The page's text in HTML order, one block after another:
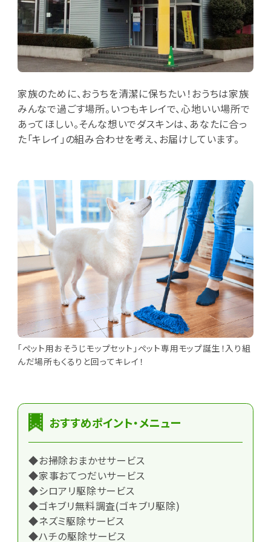
家族のために、おうちを清潔に保ちたい！おうちは家族
みんなで過ごす場所。いつもキレイで、心地いい場所で
あってほしい。そんな想いでダスキンは、あなたに合っ
た「キレイ」の組み合わせを考え、お届けしています。
「ペット用おそうじモップセット」ペット専用モップ誕生！入り組
んだ場所もくるりと回ってキレイ！
おすすめポイント・メニュー
◆お掃除おまかせサービス
◆家事おてつだいサービス
◆シロアリ駆除サービス
◆ゴキブリ無料調査(ゴキブリ駆除)
◆ネズミ駆除サービス
◆ハチの駆除サービス